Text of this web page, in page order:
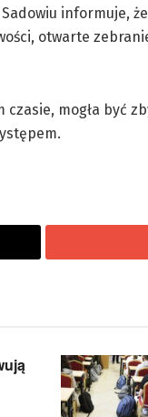
informuje,
otwarte
mogła być